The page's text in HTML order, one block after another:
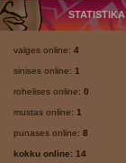
STATISTIKA
valges online: 4
sinises online: 1
rohelises online: 0
mustas online: 1
punases online: 8
kokku online: 14